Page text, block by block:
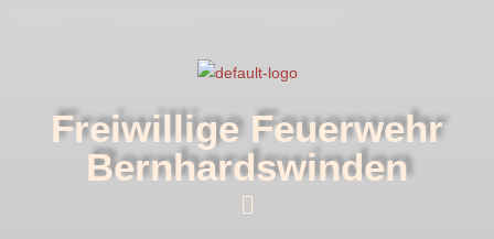
Freiwillige Feuerwehr
Bernhardswinden